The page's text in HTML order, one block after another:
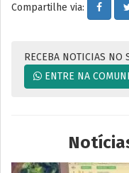
Compartilhe via:
RECEBA NOTICIAS NO
ENTRE NA